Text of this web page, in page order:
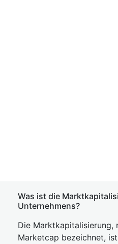
Was ist die
Unternehmens?
Die Marktkapitalisierung,
Marketcap bezeichnet,